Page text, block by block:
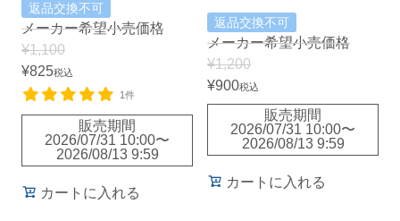
返品交換不可
メーカー希望小売価格
¥1,100
¥825税込
1件
販売期間
2026/07/31 10:00〜
2026/08/13 9:59
カートに入れる
返品交換不可
メーカー希望小売価格
¥1,200
¥900税込
販売期間
2026/07/31 10:00〜
2026/08/13 9:59
カートに入れる